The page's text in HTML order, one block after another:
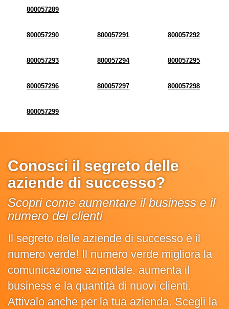
800057289
800057290 800057291 800057292
800057293 800057294 800057295
800057296 800057297 800057298
800057299
Conosci il segreto delle
aziende di successo?
Scopri come aumentare il business e il
numero dei clienti
Il segreto delle aziende di successo è il
numero verde! Il numero verde migliora la
comunicazione aziendale, aumenta il
business e la quantità di nuovi clienti.
Attivalo anche per la tua azienda. Scegli la